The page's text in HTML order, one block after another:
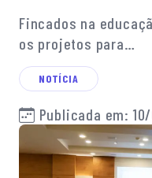
Fincados na
os projetos para…
NOTÍCIA
Publicada em: